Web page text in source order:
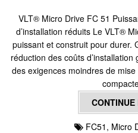
VLT® Micro Drive FC 51
d’installation réduits Le VLT®
puissant et construit pour durer.
réduction des coûts
des exigences moindres de
CONTINUE
FC51 , Micro